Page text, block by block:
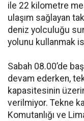
ile 22 kilometre
ulaşım sağlayan
deniz yolculuğu
yolunu kullanmak
Sabah 08.00’de
devam ederken,
kapasitesinin
verilmiyor. Tekne
Komutanlığı ve